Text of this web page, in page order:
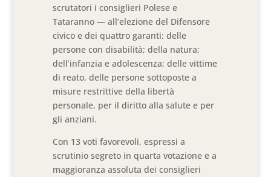
scrutatori i consiglieri Polese e
Tataranno — all’elezione del Difensore
civico e dei quattro garanti: delle
persone con disabilità; della natura;
dell’infanzia e adolescenza; delle vittime
di reato, delle persone sottoposte a
misure restrittive della libertà
personale, per il diritto alla salute e per
gli anziani.
Con 13 voti favorevoli, espressi a
scrutinio segreto in quarta votazione e a
maggioranza assoluta dei consiglieri